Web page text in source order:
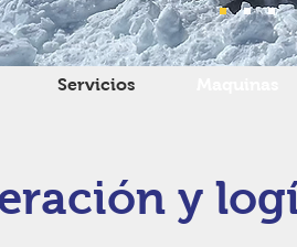
y
Servicios